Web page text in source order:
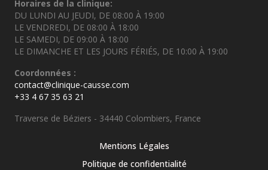
Horaires de la clinique:
DU LUNDI AU JEUDI, DE 08:00 À 19:00
LE VENDREDI, DE 08:00 À 18:00
LE SAMEDI, DE 09:00 À 18:00
LE DIMANCHE ET LES JOURS FÉRIÉS, DE 10:00 À 19:00
Coordonnées :
contact@clinique-causse.com
+33 4 67 35 63 21
Traverse de Béziers - 34440 Colombiers, France
Mentions Légales
Politique de confidentialité